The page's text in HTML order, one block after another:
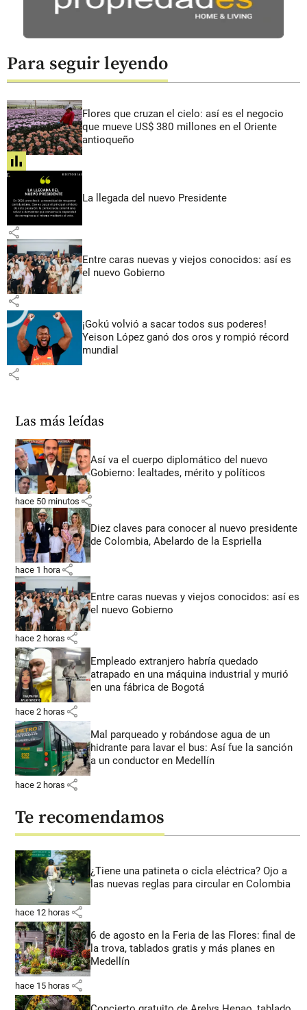
Para seguir leyendo
Flores que cruzan el cielo: así es el negocio
que mueve US$ 380 millones en el Oriente
antioqueño
share
La llegada del nuevo Presidente
share
Entre caras nuevas y viejos conocidos: así es
el nuevo Gobierno
share
¡Gokú volvió a sacar todos sus poderes!
Yeison López ganó dos oros y rompió récord
mundial
share
Las más leídas
Así va el cuerpo diplomático del nuevo
Gobierno: lealtades, mérito y políticos
hace 50 minutos share
Diez claves para conocer al nuevo presidente
de Colombia, Abelardo de la Espriella
hace 1 hora share
Entre caras nuevas y viejos conocidos: así es
el nuevo Gobierno
hace 2 horas share
Empleado extranjero habría quedado
atrapado en una máquina industrial y murió
en una fábrica de Bogotá
hace 2 horas share
Mal parqueado y robándose agua de un
hidrante para lavar el bus: Así fue la sanción
a un conductor en Medellín
hace 2 horas share
Te recomendamos
¿Tiene una patineta o cicla eléctrica? Ojo a
las nuevas reglas para circular en Colombia
hace 12 horas share
6 de agosto en la Feria de las Flores: final de
la trova, tablados gratis y más planes en
Medellín
hace 15 horas share